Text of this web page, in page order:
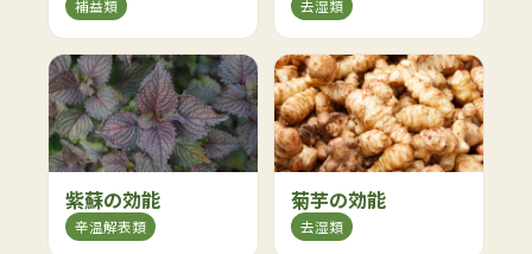
補益類 去湿類
紫蘇の効能
辛温解表類
菊芋の効能
去湿類